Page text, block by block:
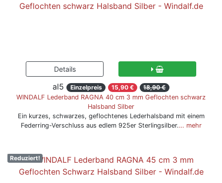
al5 Einzelpreis 15,90 €
18,90 €
WINDALF Lederband RAGNA 40 cm 3 mm Geflochten schwarz
Halsband Silber
Ein kurzes, schwarzes, geflochtenes Lederhalsband mit einem
Federring-Verschluss aus edlem 925er Sterlingsilber.… mehr
Reduziert!